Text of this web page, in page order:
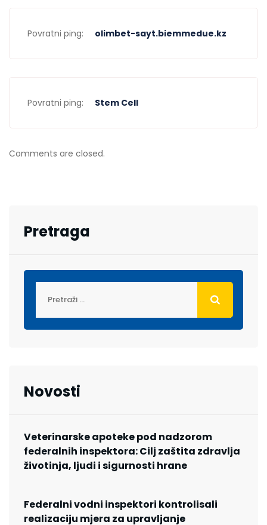
Povratni ping: olimbet-sayt.biemmedue.kz
Povratni ping: Stem Cell
Comments are closed.
Pretraga
Novosti
Veterinarske apoteke pod nadzorom
federalnih inspektora: Cilj zaštita zdravlja
životinja, ljudi i sigurnosti hrane
Federalni vodni inspektori kontrolisali
realizaciju mjera za upravljanje